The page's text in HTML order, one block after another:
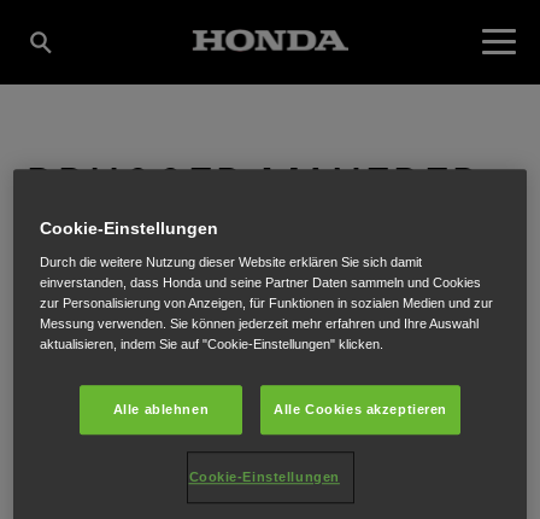
BRUGGER MANFRED
GMBH
Gewerbepark 2,Veit im Pongau,5621
ANFAHRTSBESCHREIBUNG ANFORDERN
Cookie-Einstellungen
Durch die weitere Nutzung dieser Website erklären Sie sich damit
einverstanden, dass Honda und seine Partner Daten sammeln und Cookies
zur Personalisierung von Anzeigen, für Funktionen in sozialen Medien und zur
Messung verwenden. Sie können jederzeit mehr erfahren und Ihre Auswahl
aktualisieren, indem Sie auf "Cookie-Einstellungen" klicken.
Alle ablehnen Alle Cookies akzeptieren
Cookie-Einstellungen